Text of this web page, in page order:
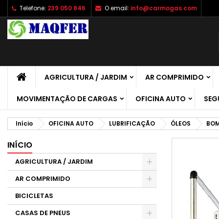
Telefone: 239 050 846 O email: info@carmogas.com
AGRICULTURA / JARDIM AR COMPRIMIDO
MOVIMENTAÇÃO DE CARGAS OFICINA AUTO
Início OFICINA AUTO LUBRIFICAÇÃO ÓLEOS
INÍCIO
AGRICULTURA / JARDIM
AR COMPRIMIDO
BICICLETAS
CASAS DE PNEUS